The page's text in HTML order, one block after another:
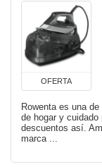
OFERTA
Rowenta es una
de hogar y
descuentos así.
marca ...